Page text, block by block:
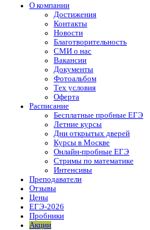
О компании
Достижения
Контакты
Новости
Благотворительность
СМИ о нас
Вакансии
Документы
Фотоальбом
Тех условия
Оферта
Расписание
Бесплатные пробные ЕГЭ
Летние курсы
Дни открытых дверей
Курсы в Москве
Онлайн-пробные ЕГЭ
Стримы по математике
Интенсивы
Преподаватели
Отзывы
Цены
ЕГЭ-2026
Пробники
Акции